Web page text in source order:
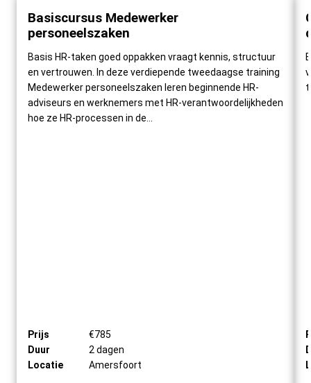
Basiscursus Medewerker
personeelszaken
Basis HR-taken goed oppakken vraagt kennis, structuur
en vertrouwen. In deze verdiepende tweedaagse training
Medewerker personeelszaken leren beginnende HR-
adviseurs en werknemers met HR-verantwoordelijkheden
hoe ze HR-processen in de...
Prijs
€785
Duur
2 dagen
Locatie
Amersfoort